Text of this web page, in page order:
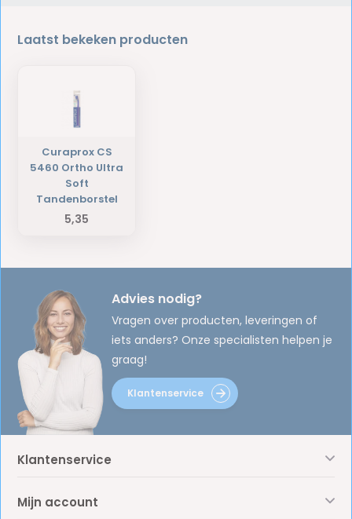
Laatst bekeken producten
Curaprox CS
5460 Ortho Ultra
Soft
Tandenborstel
5,35
Advies nodig?
Vragen over producten, leveringen of
iets anders? Onze specialisten helpen je
graag!
Klantenservice
Klantenservice
Mijn account